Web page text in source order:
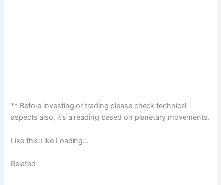
** Before investing or trading please check technical
aspects also, it’s a reading based on planetary movements.
Like this:Like Loading…
Related